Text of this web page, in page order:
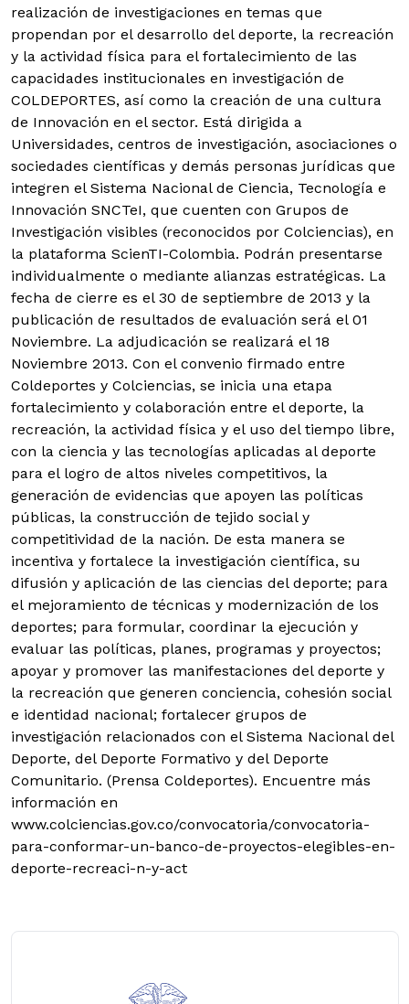
realización de investigaciones en temas que
propendan por el desarrollo del deporte, la recreación
y la actividad física para el fortalecimiento de las
capacidades institucionales en investigación de
COLDEPORTES, así como la creación de una cultura
de Innovación en el sector. Está dirigida a
Universidades, centros de investigación, asociaciones o
sociedades científicas y demás personas jurídicas que
integren el Sistema Nacional de Ciencia, Tecnología e
Innovación SNCTeI, que cuenten con Grupos de
Investigación visibles (reconocidos por Colciencias), en
la plataforma ScienTI-Colombia. Podrán presentarse
individualmente o mediante alianzas estratégicas. La
fecha de cierre es el 30 de septiembre de 2013 y la
publicación de resultados de evaluación será el 01
Noviembre. La adjudicación se realizará el 18
Noviembre 2013. Con el convenio firmado entre
Coldeportes y Colciencias, se inicia una etapa
fortalecimiento y colaboración entre el deporte, la
recreación, la actividad física y el uso del tiempo libre,
con la ciencia y las tecnologías aplicadas al deporte
para el logro de altos niveles competitivos, la
generación de evidencias que apoyen las políticas
públicas, la construcción de tejido social y
competitividad de la nación. De esta manera se
incentiva y fortalece la investigación científica, su
difusión y aplicación de las ciencias del deporte; para
el mejoramiento de técnicas y modernización de los
deportes; para formular, coordinar la ejecución y
evaluar las políticas, planes, programas y proyectos;
apoyar y promover las manifestaciones del deporte y
la recreación que generen conciencia, cohesión social
e identidad nacional; fortalecer grupos de
investigación relacionados con el Sistema Nacional del
Deporte, del Deporte Formativo y del Deporte
Comunitario. (Prensa Coldeportes). Encuentre más
información en
www.colciencias.gov.co/convocatoria/convocatoria-
para-conformar-un-banco-de-proyectos-elegibles-en-
deporte-recreaci-n-y-act